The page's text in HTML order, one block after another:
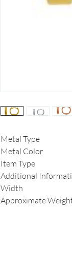
Metal Type
Metal Color
Item Type
Additional
Width
Approximate